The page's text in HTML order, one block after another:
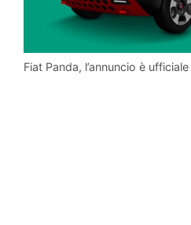
Fiat Panda, l’annuncio è